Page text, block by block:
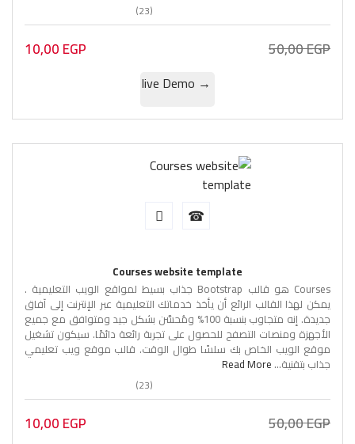
(23)
10,00EGP 50,00EGP
→ live Demo
Courses website template
Courses هو قالب Bootstrap جذاب بسيط لمواقع الويب التعليمية .
يمكن لهذا القالب الرائع أن يأخذ خدماتك التعليمية عبر الإنترنت إلى آفاق
جديدة. إنه متجاوب بنسبة 100% ومُحسَّن بشكل جيد ومتوافق مع جميع
الأجهزة ومنصات التصفح للحصول على تجربة رائعة دائمًا. سيكون تشغيل
موقع الويب الخاص بك سلسًا طوال الوقت. قالب موقع ويب تعليمي
جذاب بتقنية... Read More
(23)
10,00EGP 50,00EGP